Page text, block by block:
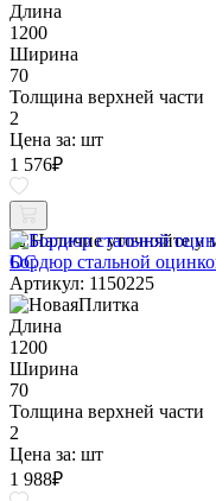
Длина
1200
Ширина
70
Толщина верхней части
2
Цена за: шт
1 576₽
Наличие уточняйте у
Бордюр стальной
Артикул: 1150225
Длина
1200
Ширина
70
Толщина верхней части
2
Цена за: шт
1 988₽